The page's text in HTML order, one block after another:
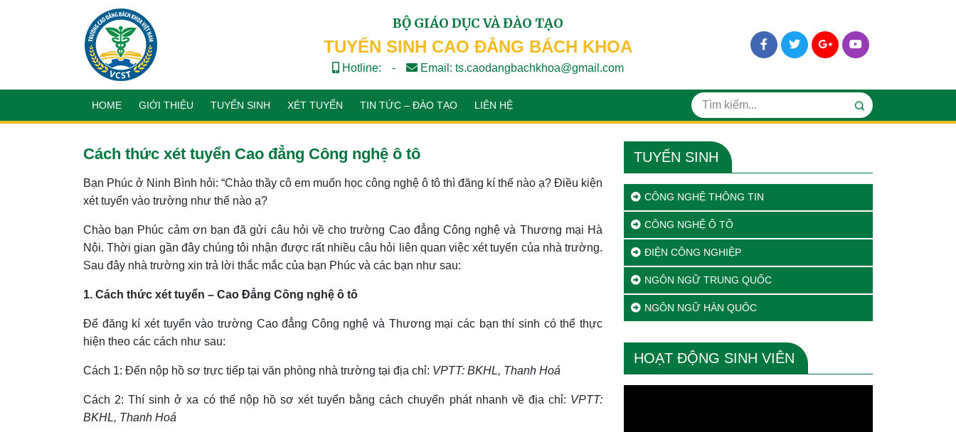
BỘ GIÁO DỤC VÀ ĐÀO TẠO
TUYỂN SINH CAO ĐẲNG BÁCH KHOA
Hotline: - Email: ts.caodangbachkhoa@gmail.com
HOME GIỚI THIỆU TUYỂN SINH XÉT TUYỂN TIN TỨC – ĐÀO TẠO LIÊN HỆ
Cách thức xét tuyển Cao đẳng Công nghệ ô tô
Bạn Phúc ở Ninh Bình hỏi: “Chào thầy cô em muốn học công nghệ ô tô thì đăng kí thế nào ạ? Điều kiện
xét tuyển vào trường như thế nào ạ?
Chào bạn Phúc cảm ơn bạn đã gửi câu hỏi về cho trường Cao đẳng Công nghệ và Thương mại Hà
Nội. Thời gian gần đây chúng tôi nhận được rất nhiều câu hỏi liên quan việc xét tuyển của nhà trường.
Sau đây nhà trường xin trả lời thắc mắc của bạn Phúc và các bạn như sau:
1. Cách thức xét tuyển – Cao Đẳng Công nghệ ô tô
Để đăng kí xét tuyển vào trường Cao đẳng Công nghệ và Thương mại các bạn thí sinh có thể thực
hiện theo các cách như sau:
Cách 1: Đến nộp hồ sơ trực tiếp tại văn phòng nhà trường tại địa chỉ: VPTT: BKHL, Thanh Hoá
Cách 2: Thí sinh ở xa có thể nộp hồ sơ xét tuyển bằng cách chuyển phát nhanh về địa chỉ: VPTT:
BKHL, Thanh Hoá
TUYỂN SINH
CÔNG NGHỆ THÔNG TIN
CÔNG NGHỆ Ô TÔ
ĐIỆN CÔNG NGHIỆP
NGÔN NGỮ TRUNG QUỐC
NGÔN NGỮ HÀN QUỐC
HOẠT ĐỘNG SINH VIÊN